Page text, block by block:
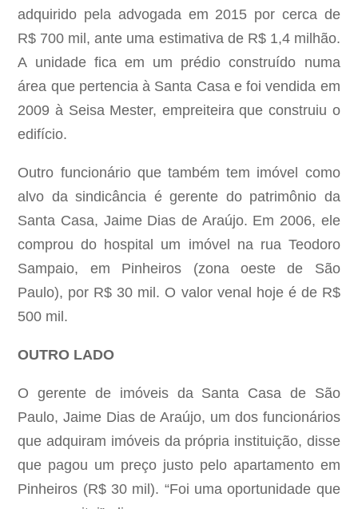
adquirido pela advogada em 2015 por cerca de
R$ 700 mil, ante uma estimativa de R$ 1,4 milhão.
A unidade fica em um prédio construído numa
área que pertencia à Santa Casa e foi vendida em
2009 à Seisa Mester, empreiteira que construiu o
edifício.
Outro funcionário que também tem imóvel como
alvo da sindicância é gerente do patrimônio da
Santa Casa, Jaime Dias de Araújo. Em 2006, ele
comprou do hospital um imóvel na rua Teodoro
Sampaio, em Pinheiros (zona oeste de São
Paulo), por R$ 30 mil. O valor venal hoje é de R$
500 mil.
OUTRO LADO
O gerente de imóveis da Santa Casa de São
Paulo, Jaime Dias de Araújo, um dos funcionários
que adquiram imóveis da própria instituição, disse
que pagou um preço justo pelo apartamento em
Pinheiros (R$ 30 mil). “Foi uma oportunidade que